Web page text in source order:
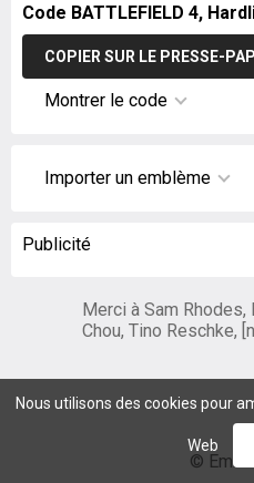
Nous utilisons des cookies pour
Web
Code BATTLEFIELD 4,
COPIER SUR LE PRESSE-
Montrer le code
Importer un emblème
Publicité
Merci à Sam Rhodes,
Chou, Tino Reschke,
©